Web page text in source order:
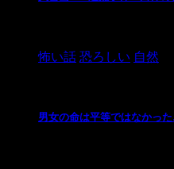
怖い話 恐ろしい 自然
男女の命は平等ではなかっ